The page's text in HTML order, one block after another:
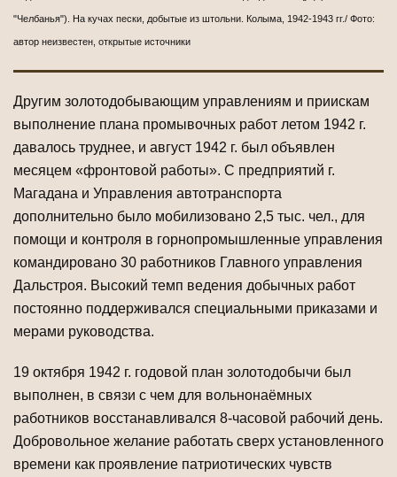
"Челбанья"). На кучах пески, добытые из штольни. Колыма, 1942-1943 гг./ Фото:
автор неизвестен, открытые источники
Другим золотодобывающим управлениям и приискам
выполнение плана промывочных работ летом 1942 г.
давалось труднее, и август 1942 г. был объявлен
месяцем «фронтовой работы». С предприятий г.
Магадана и Управления автотранспорта
дополнительно было мобилизовано 2,5 тыс. чел., для
помощи и контроля в горнопромышленные управления
командировано 30 работников Главного управления
Дальстроя. Высокий темп ведения добычных работ
постоянно поддерживался специальными приказами и
мерами руководства.
19 октября 1942 г. годовой план золотодобычи был
выполнен, в связи с чем для вольнонаёмных
работников восстанавливался 8-часовой рабочий день.
Добровольное желание работать сверх установленного
времени как проявление патриотических чувств